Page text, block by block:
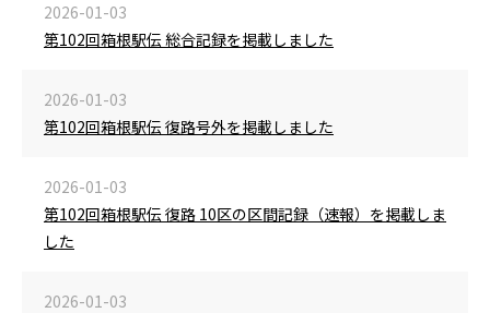
2026-01-03
第102回箱根駅伝 総合記録を掲載しました
2026-01-03
第102回箱根駅伝 復路号外を掲載しました
2026-01-03
第102回箱根駅伝 復路 10区の区間記録（速報）を掲載しま
した
2026-01-03